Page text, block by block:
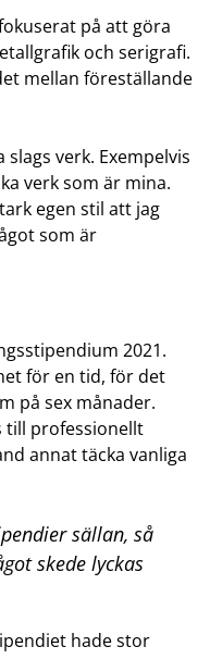
på att göra
och serigrafi.
mellan föreställande
verk. Exempelvis
verk som är mina.
egen stil att jag
som är
2021.
för en tid, för det
på sex månader.
till professionellt
annat täcka vanliga
sällan, så
skede lyckas
hade stor